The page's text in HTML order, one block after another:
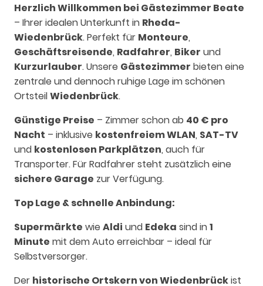
Herzlich Willkommen bei Gästezimmer Beate
– Ihrer idealen Unterkunft in Rheda-
Wiedenbrück. Perfekt für Monteure,
Geschäftsreisende, Radfahrer, Biker und
Kurzurlauber. Unsere Gästezimmer bieten eine
zentrale und dennoch ruhige Lage im schönen
OrtsteilWiedenbrück.
Günstige Preise – Zimmer schon ab 40 € pro
Nacht – inklusive kostenfreiem WLAN, SAT-TV
und kostenlosen Parkplätzen, auch für
Transporter. Für Radfahrer steht zusätzlich eine
sichere Garage zur Verfügung.
Top Lage & schnelle Anbindung:
Supermärkte wie Aldi und Edeka sind in1
Minute mit dem Auto erreichbar – ideal für
Selbstversorger.
Der historische Ortskern von Wiedenbrückist